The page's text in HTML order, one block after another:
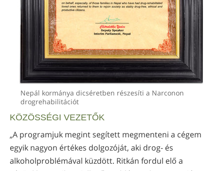
Nepál kormánya dicséretben részesíti a Narconon
drogrehabilitációt
KÖZÖSSÉGI VEZETŐK
„A programjuk megint segített megmenteni a cégem
egyik nagyon értékes dolgozóját, aki drog- és
alkoholproblémával küzdött. Ritkán fordul elő a